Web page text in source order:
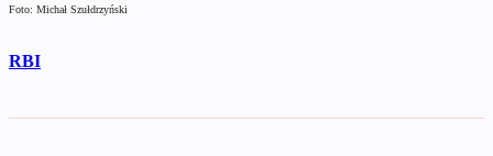
Foto: Michał Szułdrzyński
RBI